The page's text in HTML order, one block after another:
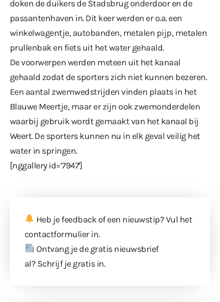
doken de duikers de Stadsbrug onderdoor en de
passantenhaven in. Dit keer werden er o.a. een
winkelwagentje, autobanden, metalen pijp, metalen
prullenbak en fiets uit het water gehaald.
De voorwerpen werden meteen uit het kanaal
gehaald zodat de sporters zich niet kunnen bezeren.
Een aantal zwemwedstrijden vinden plaats in het
Blauwe Meertje, maar er zijn ook zwemonderdelen
waarbij gebruik wordt gemaakt van het kanaal bij
Weert. De sporters kunnen nu in elk geval veilig het
water in springen.
[nggallery id=’7947′]
Heb je feedback of een nieuwstip? Vul het
contactformulierin.
Ontvang je de gratis nieuwsbrief
al? Schrijf je gratis in.